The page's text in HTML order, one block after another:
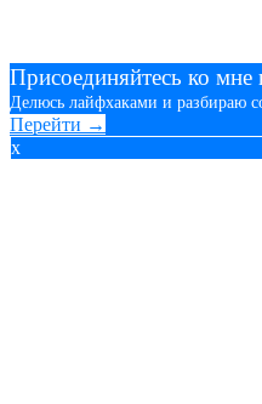
Присоединяйтесь ко мне
Делюсь лайфхаками и разбираю
Перейти →
x